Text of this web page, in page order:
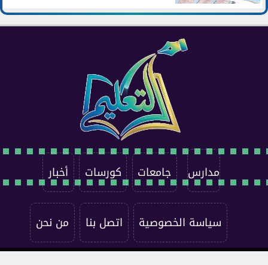
مدارس جامعات كورسات أخبار
سياسة الخصوصية اتصل بنا من نحن